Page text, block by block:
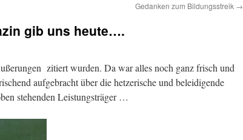
Gedanken zum Bildungsstreik →
gib uns heute….
zitiert wurden. Da war alles noch ganz frisch und
aufgebracht über die hetzerische und beleidigende
stehenden Leistungsträger …